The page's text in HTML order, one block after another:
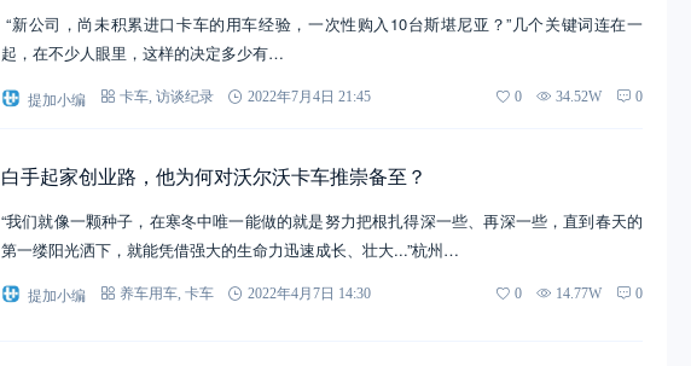
“新公司，尚未积累进口卡车的用车经验，一次性购入10台斯堪尼亚？”几个关键词连在一
起，在不少人眼里，这样的决定多少有…
提加小编 卡车, 访谈纪录 2022年7月4日 21:45 0 34.52W 0
白手起家创业路，他为何对沃尔沃卡车推崇备至？
“我们就像一颗种子，在寒冬中唯一能做的就是努力把根扎得深一些、再深一些，直到春天的
第一缕阳光洒下，就能凭借强大的生命力迅速成长、壮大...”杭州…
提加小编 养车用车, 卡车 2022年4月7日 14:30 0 14.77W 0